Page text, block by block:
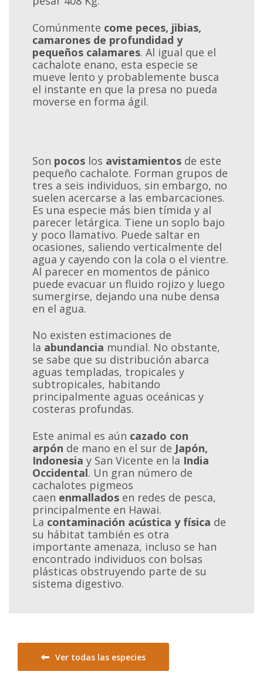
Comúnmente come peces, jibias,
camarones de profundidad y
pequeños calamares. Al igual que el
cachalote enano, esta especie se
mueve lento y probablemente busca
el instante en que la presa no pueda
moverse en forma ágil.
Son pocos los avistamientos de este
pequeño cachalote. Forman grupos de
tres a seis individuos, sin embargo, no
suelen acercarse a las embarcaciones.
Es una especie más bien tímida y al
parecer letárgica. Tiene un soplo bajo
y poco llamativo. Puede saltar en
ocasiones, saliendo verticalmente del
agua y cayendo con la cola o el vientre.
Al parecer en momentos de pánico
puede evacuar un fluido rojizo y luego
sumergirse, dejando una nube densa
en el agua.
No existen estimaciones de
la abundancia mundial. No obstante,
se sabe que su distribución abarca
aguas templadas, tropicales y
subtropicales, habitando
principalmente aguas oceánicas y
costeras profundas.
Este animal es aún cazado con
arpón de mano en el sur de Japón,
Indonesia y San Vicente en la India
Occidental. Un gran número de
cachalotes pigmeos
caen enmallados en redes de pesca,
principalmente en Hawai.
La contaminación acústica y física de
su hábitat también es otra
importante amenaza, incluso se han
encontrado individuos con bolsas
plásticas obstruyendo parte de su
sistema digestivo.
Ver todas las especies